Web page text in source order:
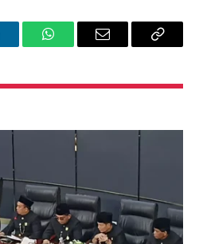
WhatsAppEmail
Copy